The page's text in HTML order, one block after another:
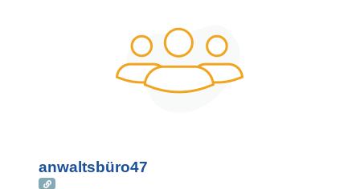
anwaltsbüro47